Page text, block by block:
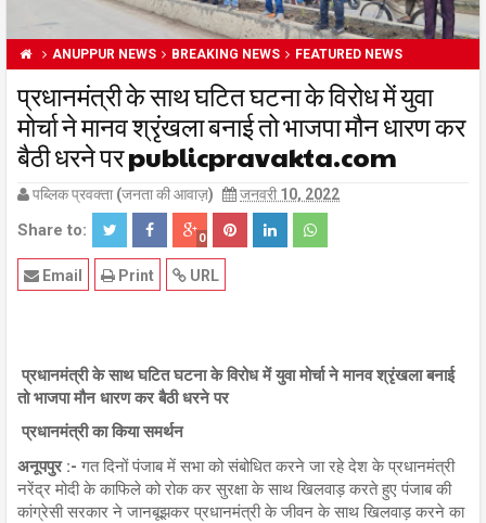
ANUPPUR NEWS BREAKING NEWS FEATURED NEWS
प्रधानमंत्री के साथ घटित घटना के विरोध में युवा
मोर्चा ने मानव श्रृंखला बनाई तो भाजपा मौन धारण कर
बैठी धरने पर publicpravakta.com
पब्लिक प्रवक्ता (जनता की आवाज़) जनवरी 10, 2022
Share to: 0
URL
Print
Email
प्रधानमंत्री के साथ घटित घटना के विरोध में युवा मोर्चा ने मानव श्रृंखला बनाई
तो भाजपा मौन धारण कर बैठी धरने पर
प्रधानमंत्री का किया समर्थन
अनूपपुर :- गत दिनों पंजाब में सभा को संबोधित करने जा रहे देश के प्रधानमंत्री
नरेंद्र मोदी के काफिले को रोक कर सुरक्षा के साथ खिलवाड़ करते हुए पंजाब की
कांग्रेसी सरकार ने जानबूझकर प्रधानमंत्री के जीवन के साथ खिलवाड़ करने का